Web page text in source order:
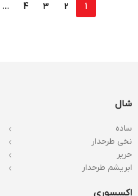
1
2
3
4
…
شال
ساده
نخی طرحدار
حریر
ابریشم طرحدار
اکسسوری